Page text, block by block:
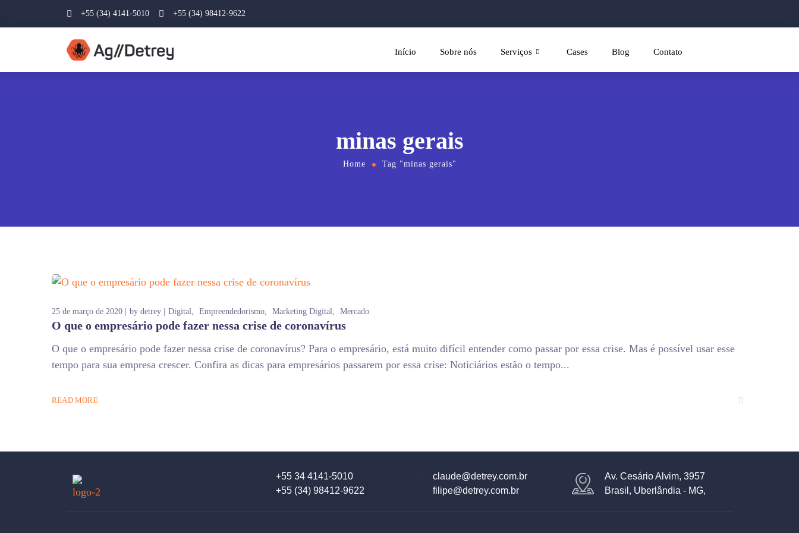
+55 (34) 4141-5010 +55 (34) 98412-9622
Início Sobre nós Serviços Cases Blog Contato
minas gerais
Home Tag "minas gerais"
25 de março de 2020 by detrey Digital Empreendedorismo Marketing Digital Mercado
O que o empresário pode fazer nessa crise de coronavírus
O que o empresário pode fazer nessa crise de coronavírus? Para o empresário, está muito difícil entender como passar por essa crise. Mas é possível usar esse
tempo para sua empresa crescer. Confira as dicas para empresários passarem por essa crise: Noticiários estão o tempo...
READ MORE
+55 34 4141-5010
+55 (34) 98412-9622
claude@detrey.com.br
filipe@detrey.com.br
Av. Cesário Alvim, 3957
Brasil, Uberlândia - MG,